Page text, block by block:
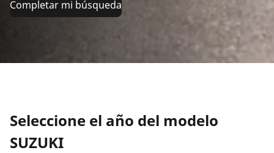
Completar mi búsqueda
Seleccione el año del modelo
SUZUKI